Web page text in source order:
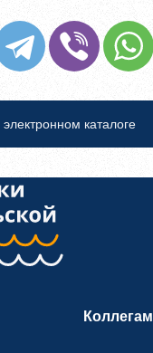
электронном каталоге
Коллегам